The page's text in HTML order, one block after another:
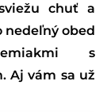
chuť a
nedeľný obed
s
Aj vám sa už